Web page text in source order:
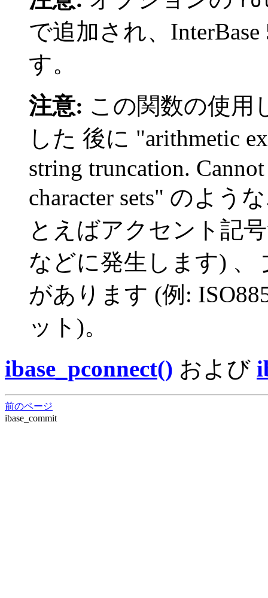
で追加され、
す。
注意: この関数の使用
した 後に "arithmetic
string truncation.
character sets" のよう
とえばアクセント記
などに発生します) 、
があります (例:
ット)。
ibase_pconnect() および
前のページ
ibase_commit